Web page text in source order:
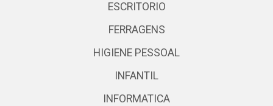
ESCRITORIO
FERRAGENS
HIGIENE PESSOAL
INFANTIL
INFORMATICA